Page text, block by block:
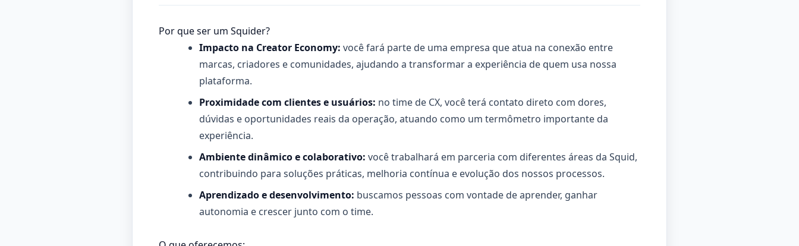
Por que ser um Squider?
Impacto na Creator Economy: você fará parte de uma empresa que atua na conexão entre
marcas, criadores e comunidades, ajudando a transformar a experiência de quem usa nossa
plataforma.
Proximidade com clientes e usuários: no time de CX, você terá contato direto com dores,
dúvidas e oportunidades reais da operação, atuando como um termômetro importante da
experiência.
Ambiente dinâmico e colaborativo: você trabalhará em parceria com diferentes áreas da Squid,
contribuindo para soluções práticas, melhoria contínua e evolução dos nossos processos.
Aprendizado e desenvolvimento: buscamos pessoas com vontade de aprender, ganhar
autonomia e crescer junto com o time.